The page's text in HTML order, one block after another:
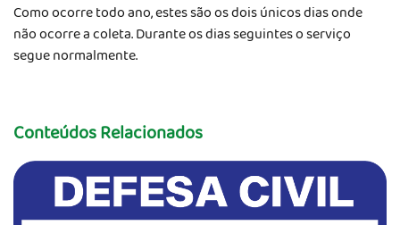
Como ocorre todo ano, estes são os dois únicos dias onde
não ocorre a coleta. Durante os dias seguintes o serviço
segue normalmente.
Conteúdos Relacionados